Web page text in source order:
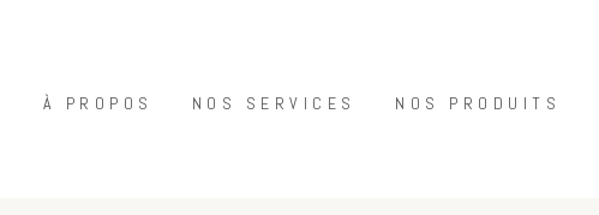
À PROPOS NOS SERVICES NOS PRODUITS